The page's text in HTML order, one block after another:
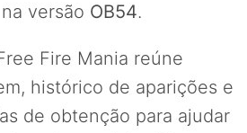
versão OB54.
Fire Mania reúne
histórico de aparições e
de obtenção para ajudar